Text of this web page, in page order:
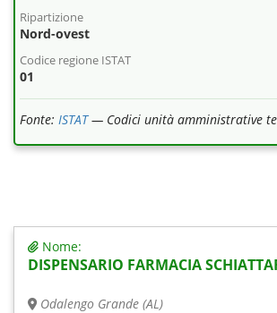
Ripartizione
Nord-ovest
Codice regione ISTAT
01
Fonte: ISTAT— Codici unità amministrative
Nome:
DISPENSARIO FARMACIA
Odalengo Grande (AL)